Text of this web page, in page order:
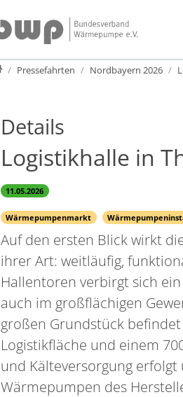
PressePressefahrten Nordbayern 2026
Details
Logistikhalle in
11.05.2026
Wärmepumpenmarkt
Auf den ersten Blick wirkt
ihrer Art: weitläufig,
Hallentoren verbirgt sich
auch im großflächigen
großen Grundstück
Logistikfläche und einem
und Kälteversorgung erfolgt
Wärmepumpen des